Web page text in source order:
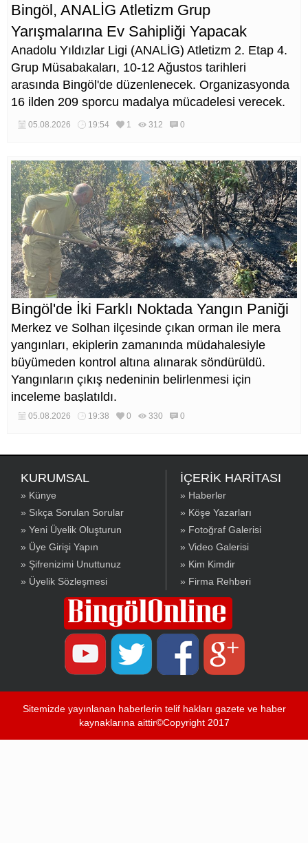
Bingöl, ANALİG Atletizm Grup
Yarışmalarına Ev Sahipliği Yapacak
Anadolu Yıldızlar Ligi (ANALİG) Atletizm 2. Etap 4.
Grup Müsabakaları, 10-12 Ağustos tarihleri
arasında Bingöl'de düzenlenecek. Organizasyonda
16 ilden 209 sporcu madalya mücadelesi verecek.
05.08.2026 19:54 1 312 0
Bingöl'de İki Farklı Noktada Yangın Paniği
Merkez ve Solhan ilçesinde çıkan orman ile mera
yangınları, ekiplerin zamanında müdahalesiyle
büyümeden kontrol altına alınarak söndürüldü.
Yangınların çıkış nedeninin belirlenmesi için
inceleme başlatıldı.
05.08.2026 19:38 0 330 0
KURUMSAL
» Künye
» Sıkça Sorulan Sorular
» Yeni Üyelik Oluşturun
» Üye Girişi Yapın
» Şifrenizimi Unuttunuz
» Üyelik Sözleşmesi
İÇERİK HARİTASI
» Haberler
» Köşe Yazarları
» Fotoğraf Galerisi
» Video Galerisi
» Kim Kimdir
» Firma Rehberi
Sitemizde yayınlanan haberlerin telif hakları gazete ve haber
kaynaklarına aittir©Copyright 2017